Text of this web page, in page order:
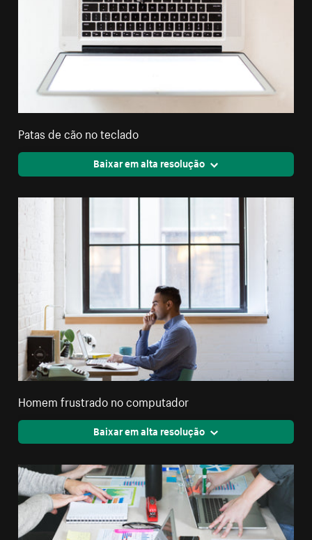
Patas de cão no teclado
Baixar em alta resolução
Homem frustrado no computador
Baixar em alta resolução